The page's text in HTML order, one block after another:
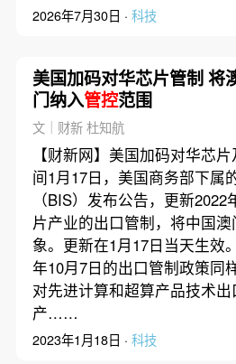
2026年7月30日 · 科技
美国加码对华芯片管制 将
门纳入管控范围
文｜财新 杜知航
【财新网】美国加码对华芯
间1月17日，美国商务部下属
（BIS）发布公告，更新
片产业的出口管制，将中国澳
象。更新在1月17日当天生效
年10月7日的出口管制政策同
对先进计算和超算产品技术出
产……
2023年1月18日 · 科技